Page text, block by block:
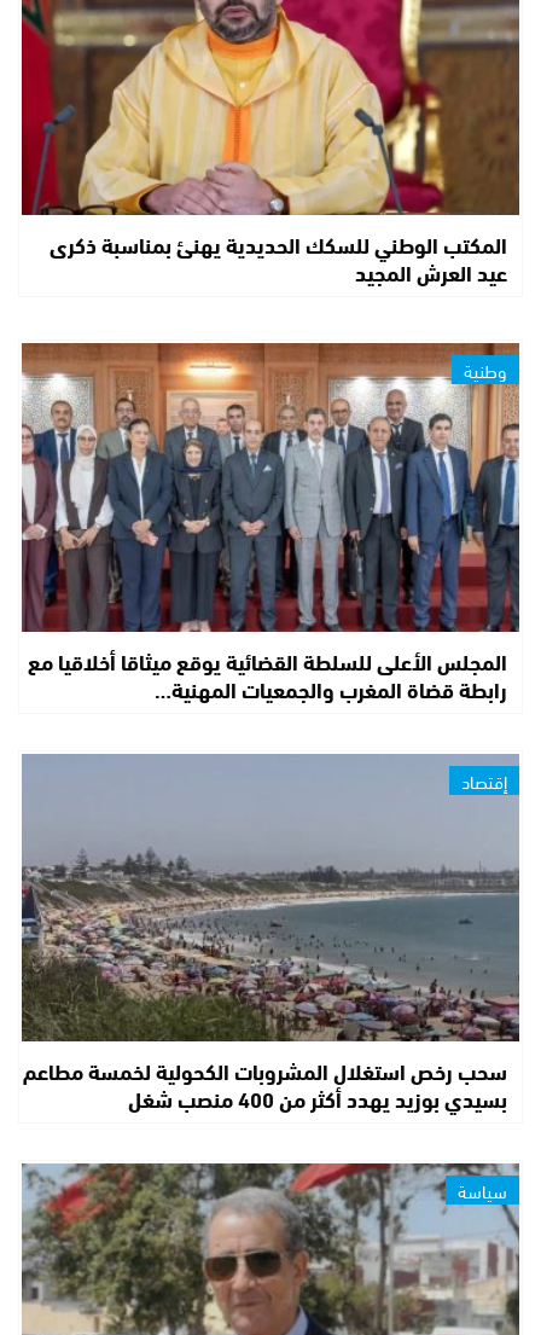
المكتب الوطني للسكك الحديدية يهنئ بمناسبة ذكرى
عيد العرش المجيد
وطنية
المجلس الأعلى للسلطة القضائية يوقع ميثاقا أخلاقيا مع
رابطة قضاة المغرب والجمعيات المهنية…
إقتصاد
سحب رخص استغلال المشروبات الكحولية لخمسة مطاعم
بسيدي بوزيد يهدد أكثر من 400 منصب شغل
سياسة